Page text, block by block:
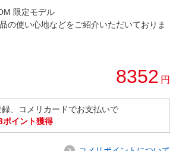
限定モデル
の使い心地などをご紹介いただいておりま
8352 円
、コメリカードでお支払いで
ポイント獲得